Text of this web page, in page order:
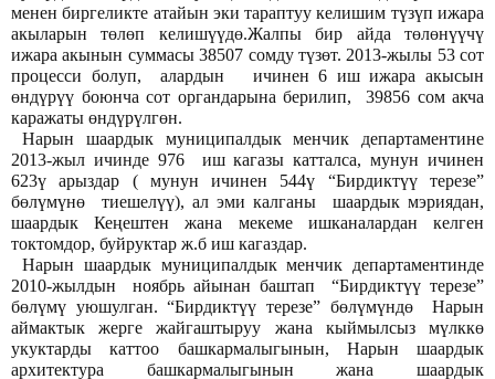
менен биргеликте атайын эки тараптуу келишим түзүп ижара
акыларын төлөп келишүүдө.Жалпы бир айда төлөнүүчү
ижара акынын суммасы 38507 сомду түзөт. 2013-жылы 53 сот
процесси болуп, алардын ичинен 6 иш ижара акысын
өндүрүү боюнча сот органдарына берилип, 39856 сом акча
каражаты өндүрүлгөн.
Нарын шаардык муниципалдык менчик департаментине
2013-жыл ичинде 976 иш кагазы катталса, мунун ичинен
623ү арыздар ( мунун ичинен 544ү “Бирдиктүү терезе”
бөлүмүнө тиешелүү), ал эми калганы шаардык мэриядан,
шаардык Кеңештен жана мекеме ишканалардан келген
токтомдор, буйруктар ж.б иш кагаздар.
Нарын шаардык муниципалдык менчик департаментинде
2010-жылдын ноябрь айынан баштап “Бирдиктүү терезе”
бөлүмү уюшулган. “Бирдиктүү терезе” бөлүмүндө Нарын
аймактык жерге жайгаштыруу жана кыймылсыз мүлккө
укуктарды каттоо башкармалыгынын, Нарын шаардык
архитектура башкармалыгынын жана шаардык